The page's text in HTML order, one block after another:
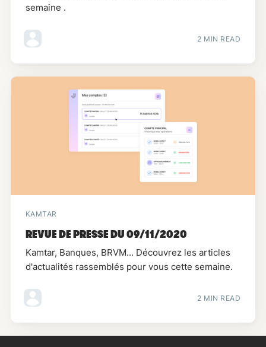
semaine .
2 MIN READ
KAMTAR
REVUE DE PRESSE DU 09/11/2020
Kamtar, Banques, BRVM... Découvrez les articles
d'actualités rassemblés pour vous cette semaine.
2 MIN READ